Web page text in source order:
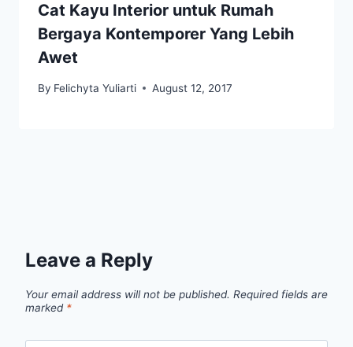
Cat Kayu Interior untuk Rumah
Bergaya Kontemporer Yang Lebih
Awet
By Felichyta Yuliarti August 12, 2017
Leave a Reply
Your email address will not be published. Required fields are
marked *